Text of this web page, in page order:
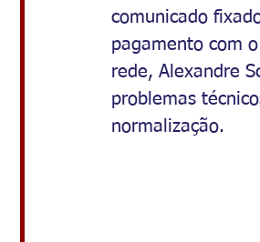
comunicado
pagamento com
rede, Alexandre
problemas
normalização.